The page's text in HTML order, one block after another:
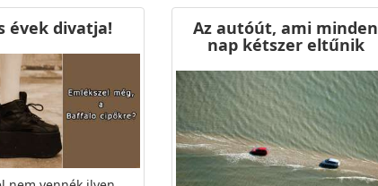
évek divatja! Az autóút, ami minden
nap kétszer eltűnik